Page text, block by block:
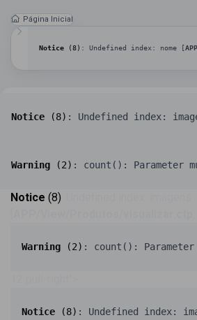
Página Inicial
Notice (8) : Undefined index: nome [
Notice (8) : Undefined index:
Warning (2) : count(): Parameter
Notice (8)
Warning (2) : count():
Notice (8) : Undefined index: